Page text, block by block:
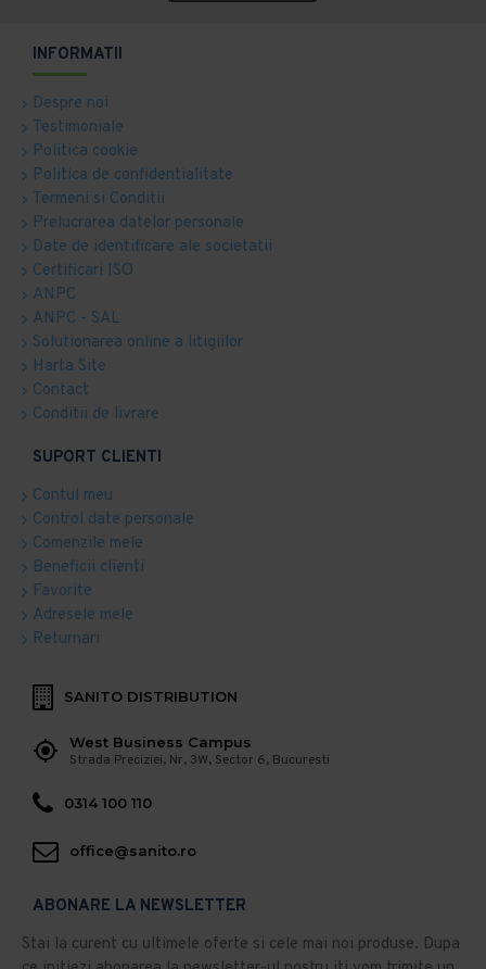
INFORMATII
Despre noi
Testimoniale
Politica cookie
Politica de confidentialitate
Termeni si Conditii
Prelucrarea datelor personale
Date de identificare ale societatii
Certificari ISO
ANPC
ANPC - SAL
Solutionarea online a litigiilor
Harta Site
Contact
Conditii de livrare
SUPORT CLIENTI
Contul meu
Control date personale
Comenzile mele
Beneficii clienti
Favorite
Adresele mele
Returnari
SANITO DISTRIBUTION
West Business Campus
Strada Preciziei, Nr, 3W, Sector 6, Bucuresti
0314 100 110
office@sanito.ro
ABONARE LA NEWSLETTER
Stai la curent cu ultimele oferte si cele mai noi produse. Dupa